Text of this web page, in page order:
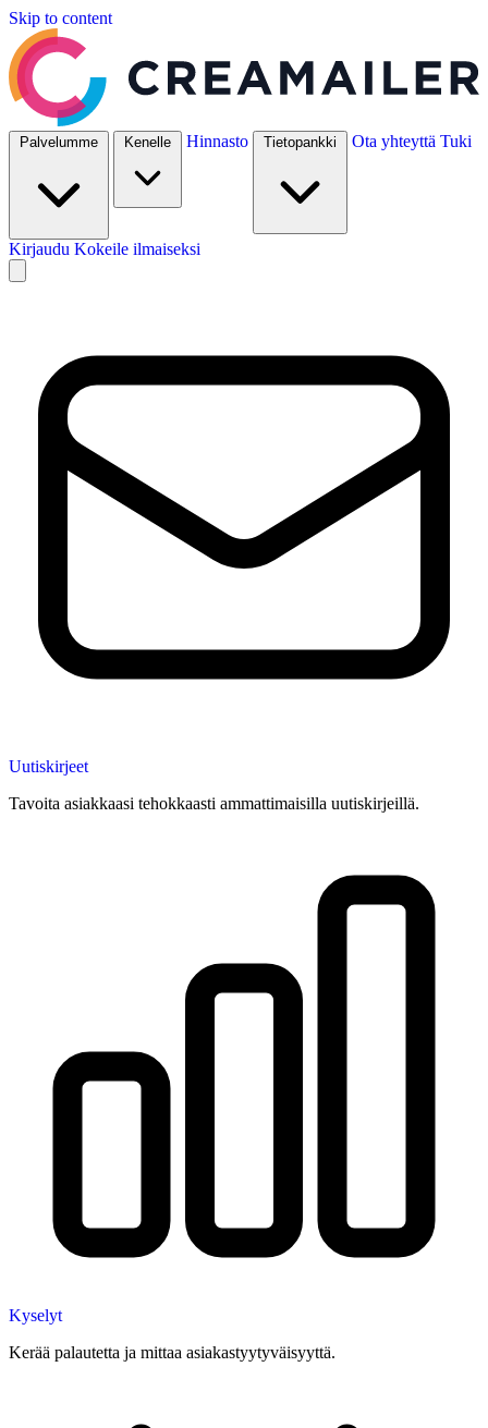
Skip to content
Palvelumme Kenelle Hinnasto Tietopankki Ota yhteyttä Tuki
Kirjaudu Kokeile ilmaiseksi
Uutiskirjeet
Tavoita asiakkaasi tehokkaasti ammattimaisilla uutiskirjeillä.
Kyselyt
Kerää palautetta ja mittaa asiakastyytyväisyyttä.